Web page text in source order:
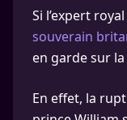
Si l’expert
souverain
en garde sur
En effet, la